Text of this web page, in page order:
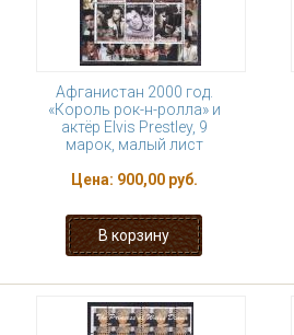
Афганистан 2000 год.
«Король рок-н-ролла» и
актёр Elvis Prestley, 9
марок, малый лист
Цена: 900,00 руб.